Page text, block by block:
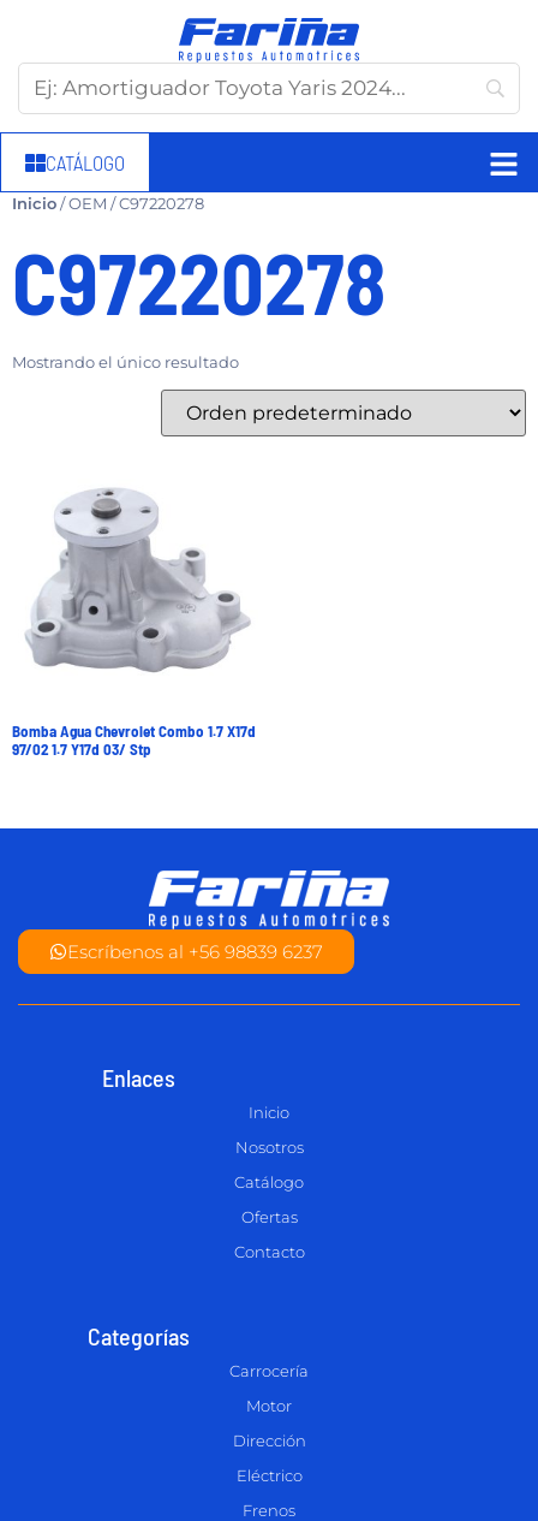
CATÁLOGO
Inicio/ OEM / C97220278
C97220278
Mostrando el único resultado
Bomba Agua Chevrolet Combo 1.7 X17d
97/02 1.7 Y17d 03/ Stp
Escríbenos al +56 98839 6237
Enlaces
Inicio
Nosotros
Catálogo
Ofertas
Contacto
Categorías
Carrocería
Motor
Dirección
Eléctrico
Frenos